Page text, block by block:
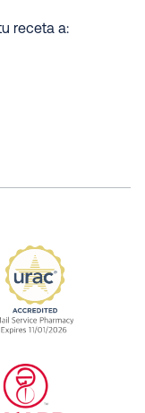
receta a:
Benefit
URAC